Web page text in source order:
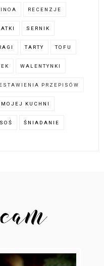
RECENZJE
SERNIK
TARTY TOFU
WALENTYNKI
PRZEPISÓW
KUCHNI
ŚNIADANIE